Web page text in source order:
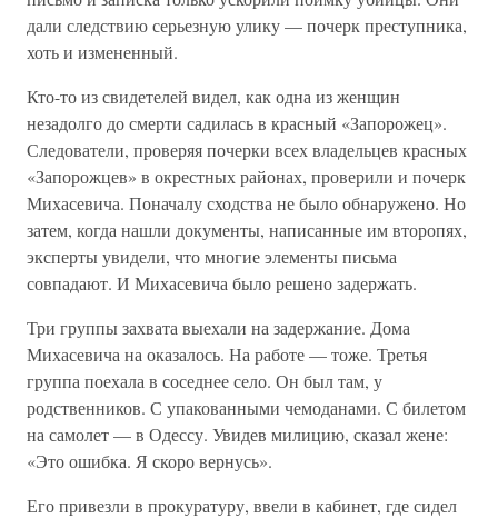
дали следствию серьезную улику — почерк преступника,
хоть и измененный.
Кто-то из свидетелей видел, как одна из женщин
незадолго до смерти садилась в красный «Запорожец».
Следователи, проверяя почерки всех владельцев красных
«Запорожцев» в окрестных районах, проверили и почерк
Михасевича. Поначалу сходства не было обнаружено. Но
затем, когда нашли документы, написанные им второпях,
эксперты увидели, что многие элементы письма
совпадают. И Михасевича было решено задержать.
Три группы захвата выехали на задержание. Дома
Михасевича на оказалось. На работе — тоже. Третья
группа поехала в соседнее село. Он был там, у
родственников. С упакованными чемоданами. С билетом
на самолет — в Одессу. Увидев милицию, сказал жене:
«Это ошибка. Я скоро вернусь».
Его привезли в прокуратуру, ввели в кабинет, где сидел